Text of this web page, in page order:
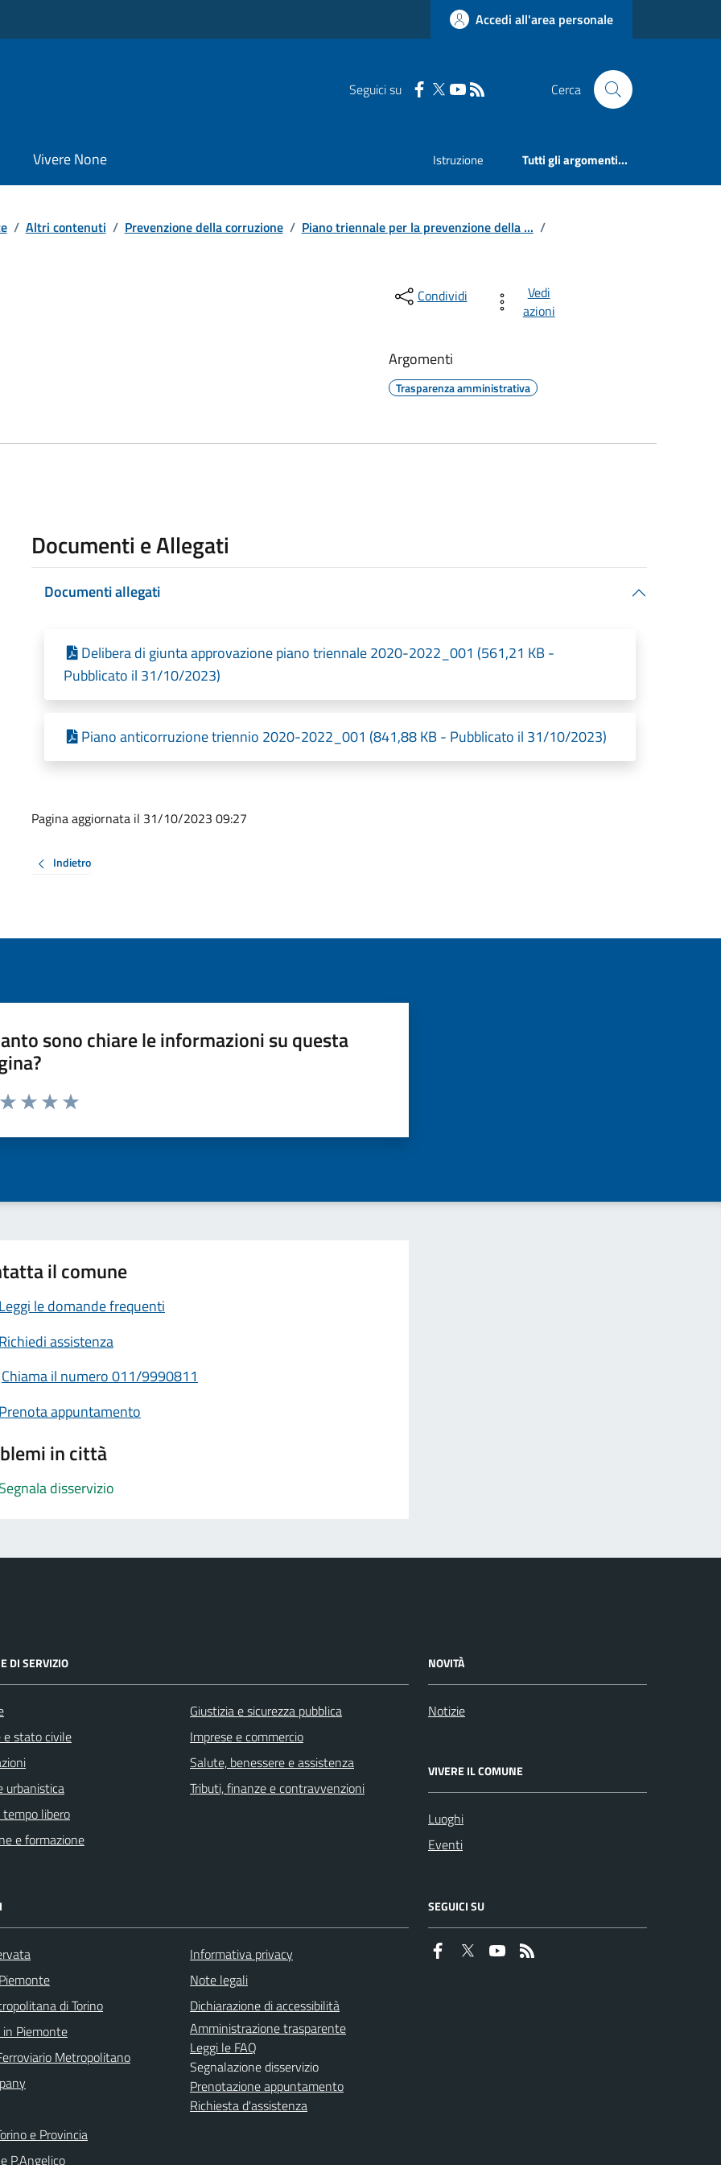
Accedi all'area personale
Seguici su Cerca
Vivere None Istruzione Tutti gli argomenti...
/ Altri contenuti / Prevenzione della corruzione / Piano triennale per la prevenzione della ... /
Condividi
Vedi
azioni
Argomenti
Trasparenza amministrativa
Documenti e Allegati
Documenti allegati
Delibera di giunta approvazione piano triennale 2020-2022_001 (561,21 KB -
Pubblicato il 31/10/2023)
Piano anticorruzione triennio 2020-2022_001 (841,88 KB - Pubblicato il 31/10/2023)
Pagina aggiornata il 31/10/2023 09:27
Indietro
sono chiare le informazioni su questa
da 1 a 5 stelle la pagina
il comune
Leggi le domande frequenti
Richiedi assistenza
Chiama il numero 011/9990811
Prenota appuntamento
in città
Segnala disservizio
DI SERVIZIO
e stato civile
urbanistica
libero
e formazione
Giustizia e sicurezza pubblica
Imprese e commercio
Salute, benessere e assistenza
Tributi, finanze e contravvenzioni
NOVITÀ
Notizie
VIVERE IL COMUNE
Luoghi
Eventi
di Torino
in Piemonte
Metropolitano
e Provincia
P.Angelico
Informativa privacy
Note legali
Dichiarazione di accessibilità
Amministrazione trasparente
Leggi le FAQ
Segnalazione disservizio
Prenotazione appuntamento
Richiesta d'assistenza
SEGUICI SU